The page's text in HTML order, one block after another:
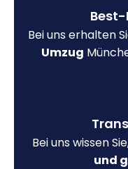
Bei uns erhalten
Umzug
Bei uns wissen
und